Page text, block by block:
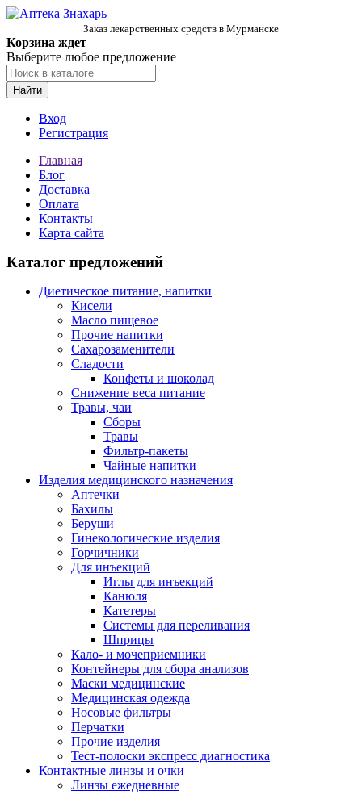
Заказ лекарственных средств в Мурманске
Корзина ждет
Выберите любое предложение
Найти
Вход
Регистрация
Главная
Блог
Доставка
Оплата
Контакты
Карта сайта
Каталог предложений
Диетическое питание, напитки
Кисели
Масло пищевое
Прочие напитки
Сахарозаменители
Сладости
Конфеты и шоколад
Снижение веса питание
Травы, чаи
Сборы
Травы
Фильтр-пакеты
Чайные напитки
Изделия медицинского назначения
Аптечки
Бахилы
Беруши
Гинекологические изделия
Горчичники
Для инъекций
Иглы для инъекций
Канюля
Катетеры
Системы для переливания
Шприцы
Кало- и мочеприемники
Контейнеры для сбора анализов
Маски медицинские
Медицинская одежда
Носовые фильтры
Перчатки
Прочие изделия
Тест-полоски экспресс диагностика
Контактные линзы и очки
Линзы ежедневные